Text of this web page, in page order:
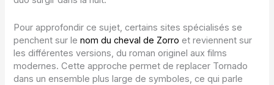
Pour approfondir ce sujet, certains sites spécialisés se
penchent sur lenom du cheval de Zorro et reviennent sur
les différentes versions, du roman originel aux films
modernes. Cette approche permet de replacer Tornado
dans un ensemble plus large de symboles, ce qui parle